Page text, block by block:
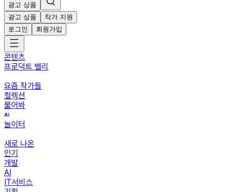
광고 상품
광고 상품
작가 지원
로그인
회원가입
콘텐츠
프로덕트 밸리
요즘 작가들
컬렉션
물어봐
놀이터
새로 나온
인기
개발
AI
IT서비스